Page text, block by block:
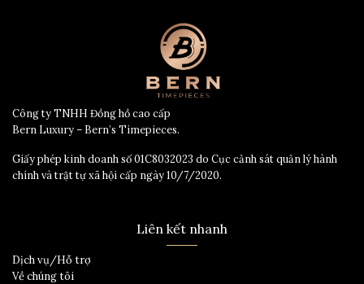
Công ty TNHH Đồng hồ cao cấp
Bern Luxury – Bern’s Timepieces.
Giấy phép kinh doanh số 01C8032023 do Cục cảnh sát quản lý hành
chính và trật tự xã hội cấp ngày 10/7/2020.
Liên kết nhanh
Dịch vụ/Hỗ trợ
Về chúng tôi